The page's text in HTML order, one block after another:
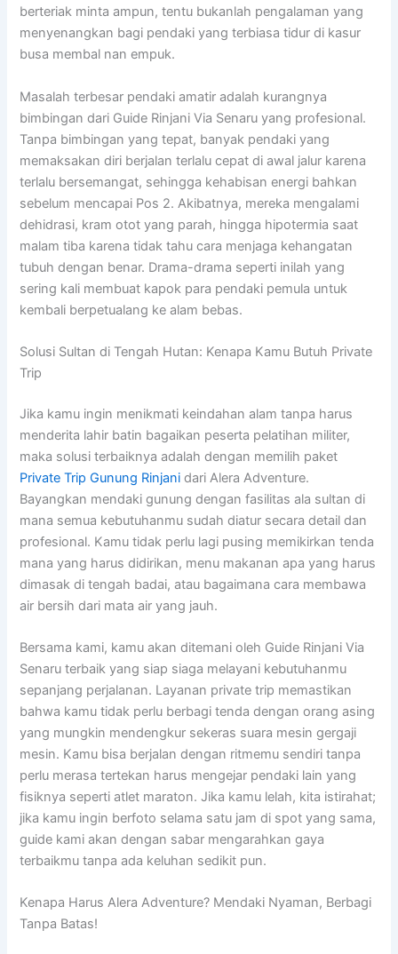
berteriak minta ampun, tentu bukanlah pengalaman yang
menyenangkan bagi pendaki yang terbiasa tidur di kasur
busa membal nan empuk.
Masalah terbesar pendaki amatir adalah kurangnya
bimbingan dari Guide Rinjani Via Senaru yang profesional.
Tanpa bimbingan yang tepat, banyak pendaki yang
memaksakan diri berjalan terlalu cepat di awal jalur karena
terlalu bersemangat, sehingga kehabisan energi bahkan
sebelum mencapai Pos 2. Akibatnya, mereka mengalami
dehidrasi, kram otot yang parah, hingga hipotermia saat
malam tiba karena tidak tahu cara menjaga kehangatan
tubuh dengan benar. Drama-drama seperti inilah yang
sering kali membuat kapok para pendaki pemula untuk
kembali berpetualang ke alam bebas.
Solusi Sultan di Tengah Hutan: Kenapa Kamu Butuh Private
Trip
Jika kamu ingin menikmati keindahan alam tanpa harus
menderita lahir batin bagaikan peserta pelatihan militer,
maka solusi terbaiknya adalah dengan memilih paket
Private Trip Gunung Rinjani dari Alera Adventure.
Bayangkan mendaki gunung dengan fasilitas ala sultan di
mana semua kebutuhanmu sudah diatur secara detail dan
profesional. Kamu tidak perlu lagi pusing memikirkan tenda
mana yang harus didirikan, menu makanan apa yang harus
dimasak di tengah badai, atau bagaimana cara membawa
air bersih dari mata air yang jauh.
Bersama kami, kamu akan ditemani oleh Guide Rinjani Via
Senaru terbaik yang siap siaga melayani kebutuhanmu
sepanjang perjalanan. Layanan private trip memastikan
bahwa kamu tidak perlu berbagi tenda dengan orang asing
yang mungkin mendengkur sekeras suara mesin gergaji
mesin. Kamu bisa berjalan dengan ritmemu sendiri tanpa
perlu merasa tertekan harus mengejar pendaki lain yang
fisiknya seperti atlet maraton. Jika kamu lelah, kita istirahat;
jika kamu ingin berfoto selama satu jam di spot yang sama,
guide kami akan dengan sabar mengarahkan gaya
terbaikmu tanpa ada keluhan sedikit pun.
Kenapa Harus Alera Adventure? Mendaki Nyaman, Berbagi
Tanpa Batas!